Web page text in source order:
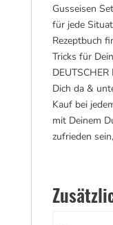
Gusseisen
für jede
Rezeptbuch
Tricks für
Dich da &
Kauf bei
mit Deinem
zufrieden